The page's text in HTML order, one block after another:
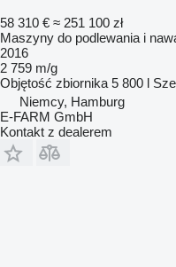
58 310 € ≈ 251 100 zł
Maszyny do podlewania i
2016
2 759 m/g
Objętość zbiornika 5 800 l
Niemcy, Hamburg
E-FARM GmbH
Kontakt z dealerem